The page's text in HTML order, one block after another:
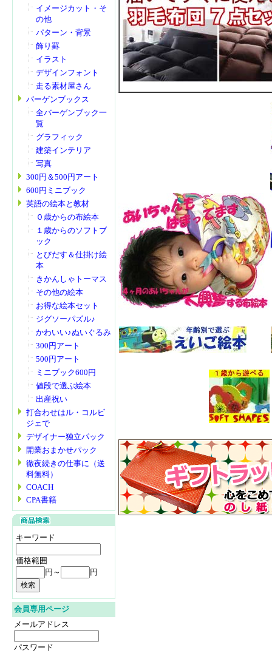
イメージカット・そ
の他
パターン・背景
飾り罫
イラスト
デザインフォント
走る素材屋さん
バーゲンブックス
全バーゲンブック一
覧
グラフィック
建築インテリア
写真
300円＆500円アート
600円ミニブック
英語の絵本と教材
０歳からの布絵本
１歳からのソフトブ
ック
とびだす＆仕掛け絵
本
きかんしゃトーマス
その他の絵本
お得な絵本セット
ジグソーパズル♪
かわいい♪ぬいぐるみ
300円アート
500円アート
ミニブック600円
値段で選ぶ絵本
出産祝い
打合わせはル・コルビ
ジェで
デザイナー独立パック
開業おまかせパック
徹夜続きの仕事に（送
料無料）
COACH
CPA書籍
キーワード
価格範囲
円～
円
会員専用ページ
メールアドレス
パスワード